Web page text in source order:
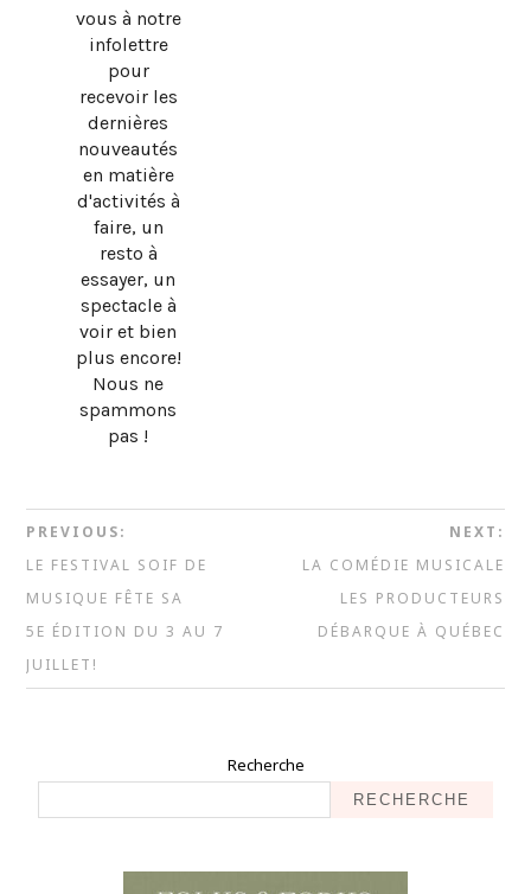
vous à notre
infolettre
pour
recevoir les
dernières
nouveautés
en matière
d'activités à
faire, un
resto à
essayer, un
spectacle à
voir et bien
plus encore!
Nous ne
spammons
pas !
PREVIOUS:
LE FESTIVAL SOIF DE
MUSIQUE FÊTE SA
5E ÉDITION DU 3 AU 7
JUILLET!
NEXT:
LA COMÉDIE MUSICALE
LES PRODUCTEURS
DÉBARQUE À QUÉBEC
Recherche
RECHERCHE